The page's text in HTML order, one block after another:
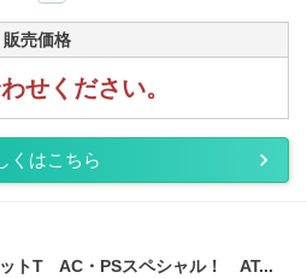
販売価格
せください。
くはこちら
トT AC・PSスペシャル！ AT...